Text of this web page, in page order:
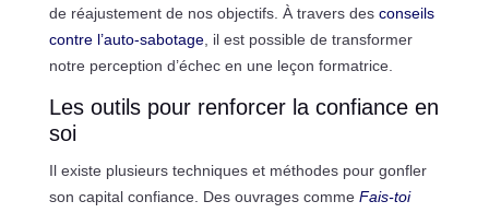
de réajustement de nos objectifs. À travers des conseils
contre l’auto-sabotage, il est possible de transformer
notre perception d’échec en une leçon formatrice.
Les outils pour renforcer la confiance en
soi
Il existe plusieurs techniques et méthodes pour gonfler
son capital confiance. Des ouvrages comme Fais-toi